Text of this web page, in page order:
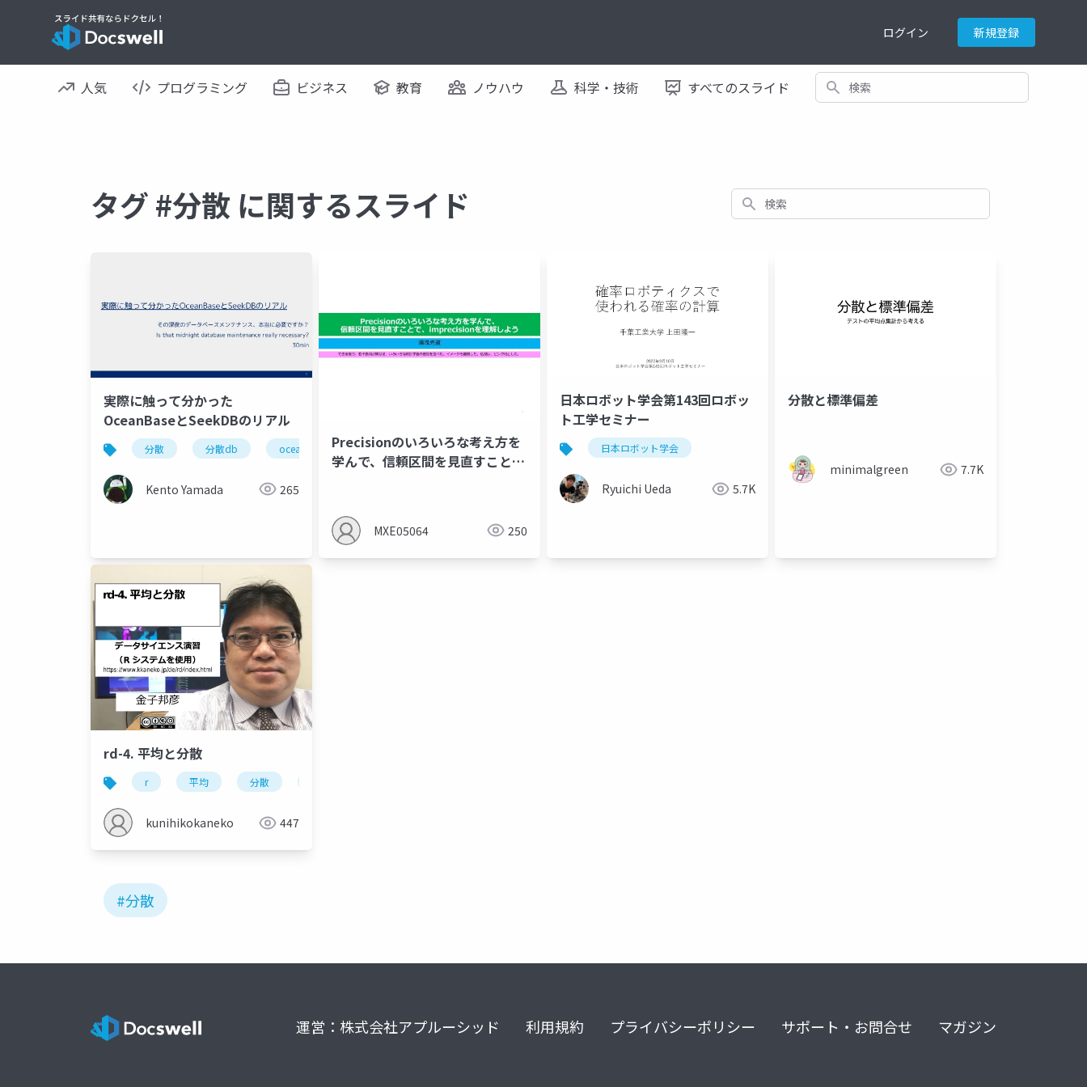
ログイン 新規登録
人気 プログラミング ビジネス 教育 ノウハウ 科学・技術 すべてのスライド 検索
タグ #分散 に関するスライド 検索
実際に触って分かった
OceanBaseとSeekDBのリアル
分散 分散db oceanbase seekdb 入門 分散db入門
Kento Yamada 265
Precisionのいろいろな考え方を
学んで、信頼区間を見直すこと
MXE05064 250
日本ロボット学会第143回ロボッ
ト工学セミナー
日本ロボット学会
Ryuichi Ueda 5.7K
分散と標準偏差
minimalgreen 7.7K
rd-4. 平均と分散
r 平均 分散
kunihikokaneko 447
#分散
運営：株式会社アプルーシッド 利用規約 プライバシーポリシー サポート・お問合せ マガジン